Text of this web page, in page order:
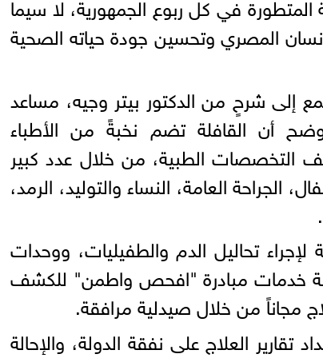
المصري وتحسين جودة حياته الصحية
إلى شرحٍ من الدكتور بيتر وجيه، مساعد
أن القافلة تضم نخبةً من الأطباء
التخصصات الطبية، من خلال عدد كبير
الجراحة العامة، النساء والتوليد، الرمد،
تحاليل الدم والطفيليات، ووحدات
خدمات مبادرة "افحص واطمن" للكشف
مجاناً من خلال صيدلية مرافقة.
العلاج على نفقة الدولة، والإحالة